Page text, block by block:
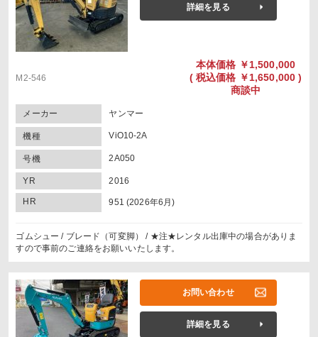
詳細を見る
M2-546
本体価格 ￥1,500,000
( 税込価格 ￥1,650,000 )
商談中
メーカー ヤンマー
機種 ViO10-2A
号機 2A050
YR 2016
HR 951 (2026年6月)
ゴムシュー / ブレード（可変脚） / ★注★レンタル出庫中の場合がありま
すので事前のご連絡をお願いいたします。
お問い合わせ
詳細を見る